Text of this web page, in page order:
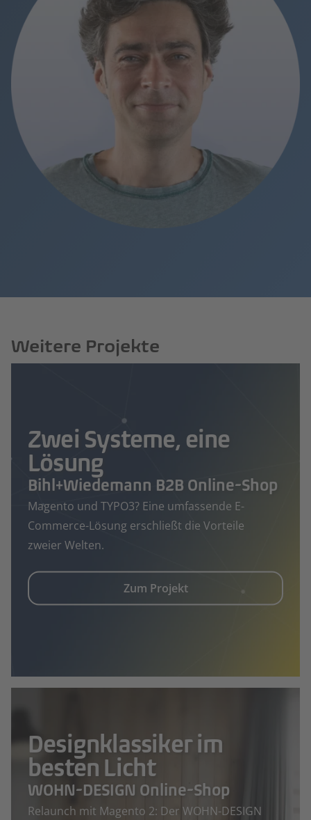
Weitere Projekte
Zwei Systeme, eine
Lösung
Bihl+Wiedemann B2B Online-Shop
Magento und TYPO3? Eine umfassende E-
Commerce-Lösung erschließt die Vorteile
zweier Welten.
Zum Projekt
Designklassiker im
besten Licht
WOHN-DESIGN Online-Shop
Relaunch mit Magento 2: Der WOHN-DESIGN